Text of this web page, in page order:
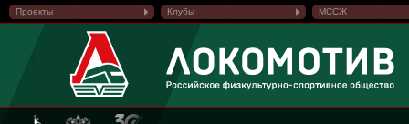
Проекты Клубы МССЖ